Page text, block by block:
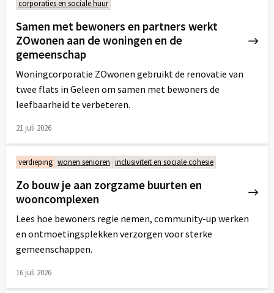
corporaties en sociale huur
Samen met bewoners en partners werkt
ZOwonen aan de woningen en de
gemeenschap
Woningcorporatie ZOwonen gebruikt de renovatie van
twee flats in Geleen om samen met bewoners de
leefbaarheid te verbeteren.
21 juli 2026
meer
over
verdieping wonen senioren inclusiviteit en sociale cohesie
Zo bouw je aan zorgzame buurten en
wooncomplexen
Lees hoe bewoners regie nemen, community-up werken
en ontmoetingsplekken verzorgen voor sterke
gemeenschappen.
16 juli 2026